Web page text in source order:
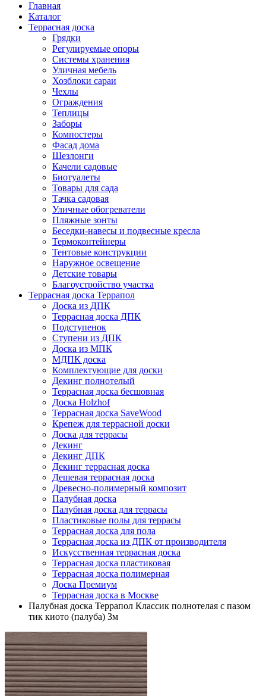
Главная
Каталог
Террасная доска
Грядки
Регулируемые опоры
Системы хранения
Уличная мебель
Хозблоки сараи
Чехлы
Ограждения
Теплицы
Заборы
Компостеры
Фасад дома
Шезлонги
Качели садовые
Биотуалеты
Товары для сада
Тачка садовая
Уличные обогреватели
Пляжные зонты
Беседки-навесы и подвесные кресла
Термоконтейнеры
Тентовые конструкции
Наружное освещение
Детские товары
Благоустройство участка
Террасная доска Террапол
Доска из ДПК
Террасная доска ДПК
Подступенок
Ступени из ДПК
Доска из МПК
МДПК доска
Комплектующие для доски
Декинг полнотелый
Террасная доска бесшовная
Доска Holzhof
Террасная доска SaveWood
Крепеж для террасной доски
Доска для террасы
Декинг
Декинг ДПК
Декинг террасная доска
Дешевая террасная доска
Древесно-полимерный композит
Палубная доска
Палубная доска для террасы
Пластиковые полы для террасы
Террасная доска для пола
Террасная доска из ДПК от производителя
Искусственная террасная доска
Террасная доска пластиковая
Террасная доска полимерная
Доска Премиум
Террасная доска в Москве
Палубная доска Террапол Классик полнотелая с пазом
тик киото (палуба) 3м